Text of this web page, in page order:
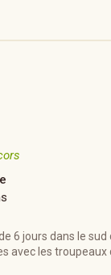
6 jours dans le
avec les